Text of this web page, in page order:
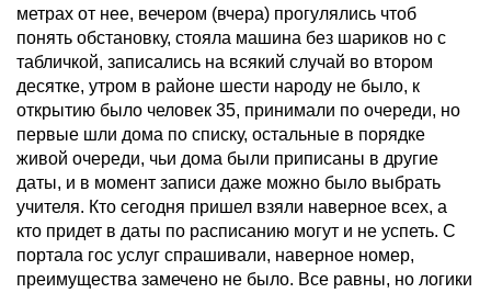
метрах от нее, вечером (вчера) прогулялись чтоб
понять обстановку, стояла машина без шариков но с
табличкой, записались на всякий случай во втором
десятке, утром в районе шести народу не было, к
открытию было человек 35, принимали по очереди, но
первые шли дома по списку, остальные в порядке
живой очереди, чьи дома были приписаны в другие
даты, и в момент записи даже можно было выбрать
учителя. Кто сегодня пришел взяли наверное всех, а
кто придет в даты по расписанию могут и не успеть. С
портала гос услуг спрашивали, наверное номер,
преимущества замечено не было. Все равны, но логики